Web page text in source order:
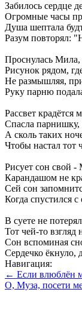
Забилось сердце
Огромные часы
Душа шептала
Разум повторял:
Проснулась Мила,
Рисунок рядом,
Не размышляя,
Руку парню
Рассвет крадётся
Спасла парнишку,
А сколь таких
Чтобы настал
Рисует сон свой
Карандашом не
Сей сон
Когда спустился
В суете не
Тот чей-то
Сон вспоминая
Сердечко ёкнуло,
Навигация:
← Если влюблён
О, Муза, посети